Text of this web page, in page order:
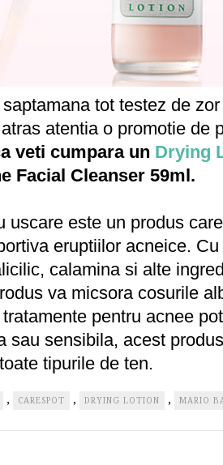
tot testez de
atentia o promotie de
veti cumpara un Drying
Facial Cleanser 59ml.
uscare este un produs
eruptiilor acneice.
calamina si alte
va micsora cosurile
pentru acnee
sau sensibila, acest
tipurile de ten.
, CARESPOT , DRYING LOTION , MARIO